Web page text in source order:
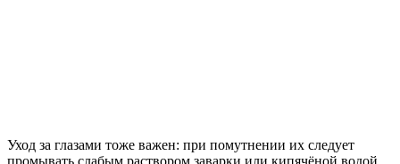
Уход за глазами тоже важен: при помутнении их следует